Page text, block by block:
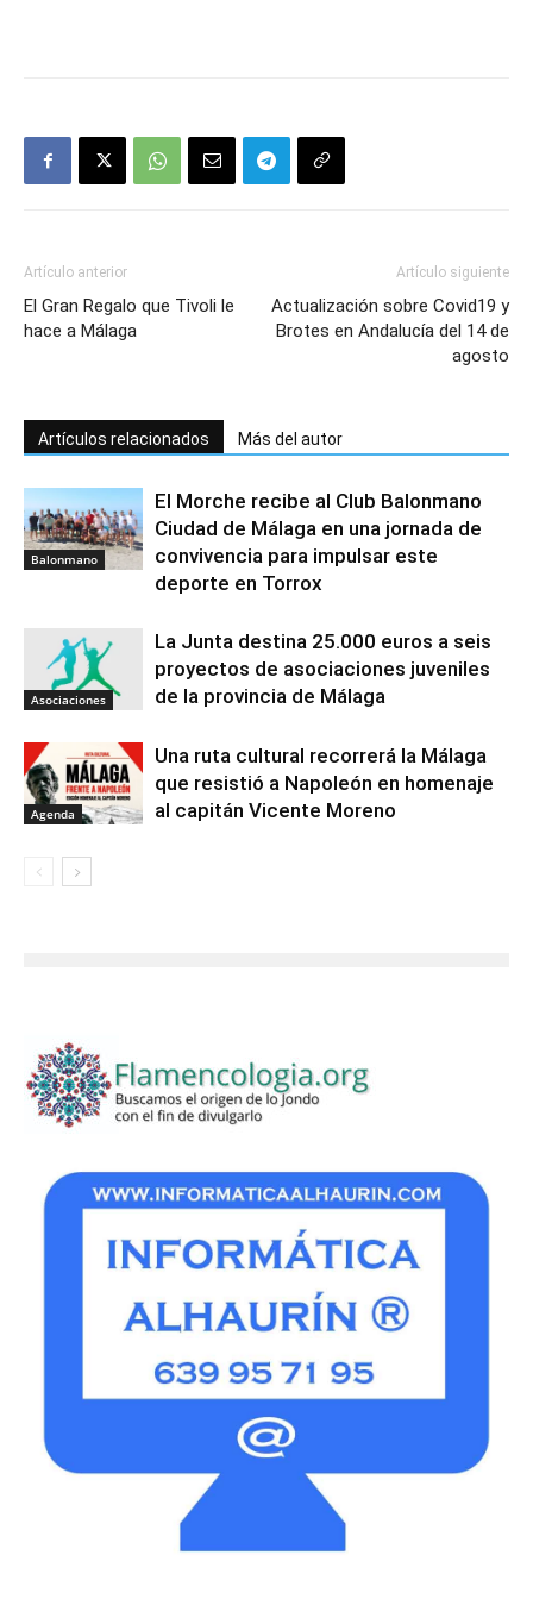
Artículo anterior
El Gran Regalo que Tivoli le
hace a Málaga
Artículo siguiente
Actualización sobre Covid19 y
Brotes en Andalucía del 14 de
agosto
Artículos relacionados Más del autor
Balonmano
El Morche recibe al Club Balonmano
Ciudad de Málaga en una jornada de
convivencia para impulsar este
deporte en Torrox
Asociaciones
La Junta destina 25.000 euros a seis
proyectos de asociaciones juveniles
de la provincia de Málaga
Agenda
Una ruta cultural recorrerá la Málaga
que resistió a Napoleón en homenaje
al capitán Vicente Moreno